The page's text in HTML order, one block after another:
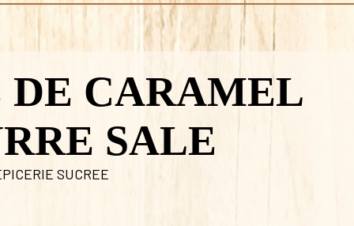
DE CARAMEL
SALE
SUCREE